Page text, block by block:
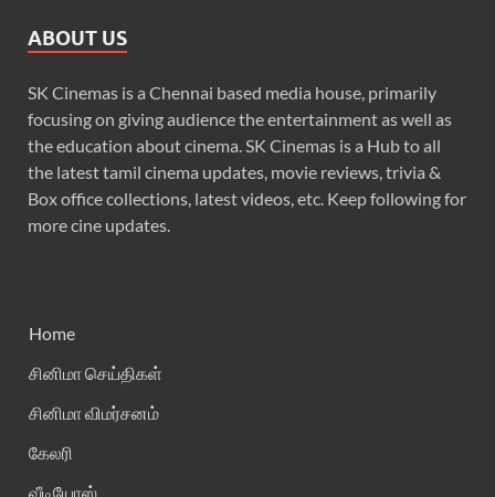
ABOUT US
SK Cinemas is a Chennai based media house, primarily
focusing on giving audience the entertainment as well as
the education about cinema. SK Cinemas is a Hub to all
the latest tamil cinema updates, movie reviews, trivia &
Box office collections, latest videos, etc. Keep following for
more cine updates.
Home
சினிமா செய்திகள்
சினிமா விமர்சனம்
கேலரி
வீடியோஸ்